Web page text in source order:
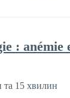
: anémie
15 хвилин